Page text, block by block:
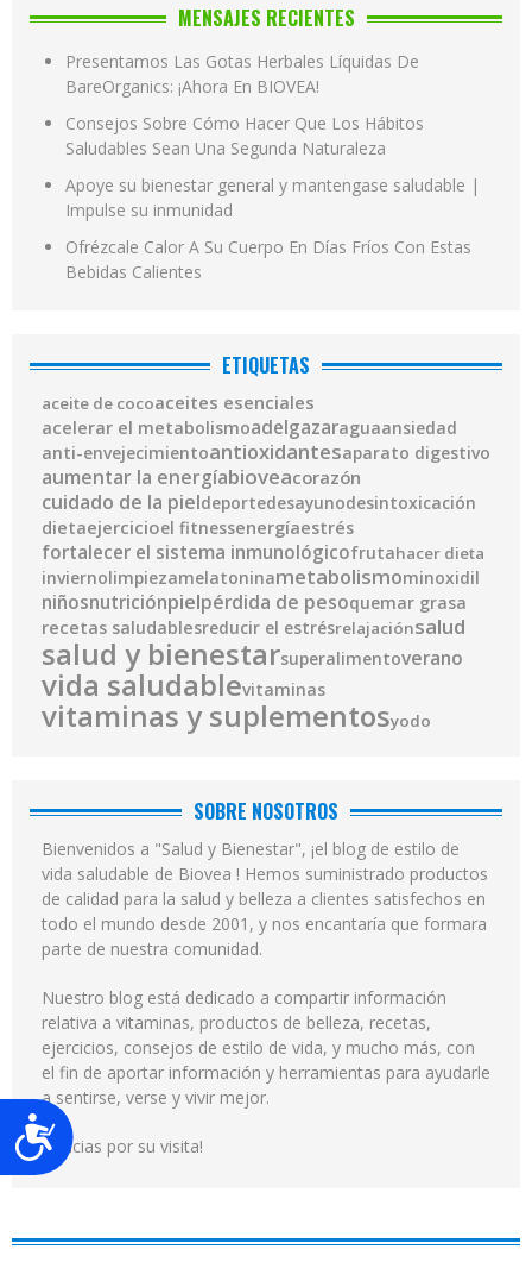
Accesibilidad
MENSAJES RECIENTES
Presentamos Las Gotas Herbales Líquidas De
BareOrganics: ¡Ahora En BIOVEA!
Consejos Sobre Cómo Hacer Que Los Hábitos
Saludables Sean Una Segunda Naturaleza
Apoye su bienestar general y mantengase saludable |
Impulse su inmunidad
Ofrézcale Calor A Su Cuerpo En Días Fríos Con Estas
Bebidas Calientes
ETIQUETAS
aceite de cocoaceites esenciales
acelerar el metabolismoadelgazaraguaansiedad
anti-envejecimientoantioxidantesaparato digestivo
aumentar la energíabioveacorazón
cuidado de la pieldeportedesayunodesintoxicación
dietaejercicioel fitnessenergíaestrés
fortalecer el sistema inmunológicofrutahacer dieta
inviernolimpiezamelatoninametabolismominoxidil
niñosnutriciónpielpérdida de pesoquemar grasa
recetas saludablesreducir el estrésrelajaciónsalud
salud y bienestarsuperalimentoverano
vida saludablevitaminas
vitaminas y suplementosyodo
SOBRE NOSOTROS
Bienvenidos a "Salud y Bienestar", ¡el blog de estilo de
vida saludable de Biovea ! Hemos suministrado productos
de calidad para la salud y belleza a clientes satisfechos en
todo el mundo desde 2001, y nos encantaría que formara
parte de nuestra comunidad.
Nuestro blog está dedicado a compartir información
relativa a vitaminas, productos de belleza, recetas,
ejercicios, consejos de estilo de vida, y mucho más, con
el fin de aportar información y herramientas para ayudarle
a sentirse, verse y vivir mejor.
¡Gracias por su visita!